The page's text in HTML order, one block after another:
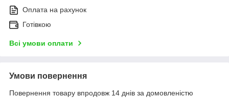
Оплата на рахунок
Готівкою
Всі умови оплати
Умови повернення
Повернення товару впродовж 14 днів за домовленістю